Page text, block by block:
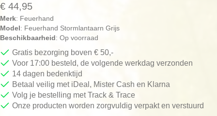
€ 44,95
Merk: Feuerhand
Model: Feuerhand Stormlantaarn Grijs
Beschikbaarheid: Op voorraad
Gratis bezorging boven € 50,-
Voor 17:00 besteld, de volgende werkdag verzonden
14 dagen bedenktijd
Betaal veilig met iDeal, Mister Cash en Klarna
Volg je bestelling met Track & Trace
Onze producten worden zorgvuldig verpakt en verstuurd